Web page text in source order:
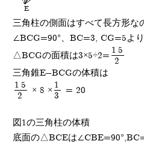
E
三角柱の側面はすべて長方形な
∠BCG=90°、BC=3, CG=5より
△BCGの面積は3×5÷2=
15
2
三角錐E-BCGの体積は
15
2
× 8 ×
1
3
= 20
図1の三角柱の体積
底面の△BCEは